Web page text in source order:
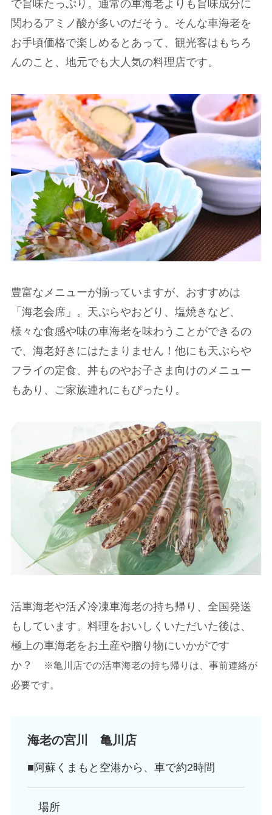
で旨味たっぷり。通常の車海老よりも旨味成分に
関わるアミノ酸が多いのだそう。そんな車海老を
お手頃価格で楽しめるとあって、観光客はもちろ
んのこと、地元でも大人気の料理店です。
豊富なメニューが揃っていますが、おすすめは
「海老会席」。天ぷらやおどり、塩焼きなど、
様々な食感や味の車海老を味わうことができるの
で、海老好きにはたまりません！他にも天ぷらや
フライの定食、丼ものやお子さま向けのメニュー
もあり、ご家族連れにもぴったり。
活車海老や活〆冷凍車海老の持ち帰り、全国発送
もしています。料理をおいしくいただいた後は、
極上の車海老をお土産や贈り物にいかがです
か？
※亀川店での活車海老の持ち帰りは、事前連絡が
必要です。
海老の宮川 亀川店
■阿蘇くまもと空港から、車で約2時間
場所